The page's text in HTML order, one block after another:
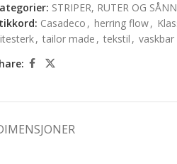
STRIPER, RUTER OG SÅNN
Casadeco , herring flow,
, tailor made , tekstil , vaskbar